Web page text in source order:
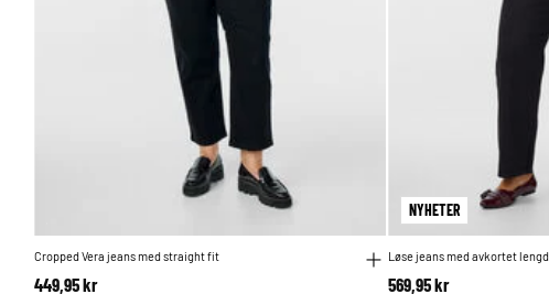
Cropped Vera jeans med straight fit
449,95 kr
NYHETER
Løse jeans med avkortet
569,95 kr